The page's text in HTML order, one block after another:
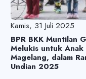
Kamis, 31 Juli 2025
BPR BKK Muntilan
Melukis untuk Anak
Magelang, dalam
Undian 2025